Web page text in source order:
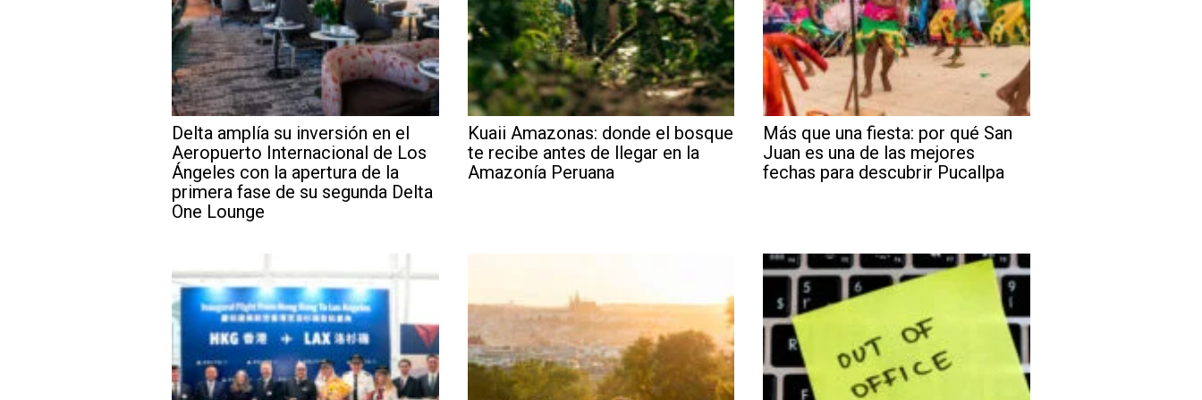
Delta amplía su inversión en el
Aeropuerto Internacional de Los
Ángeles con la apertura de la
primera fase de su segunda Delta
One Lounge
Kuaii Amazonas: donde el bosque
te recibe antes de llegar en la
Amazonía Peruana
Más que una fiesta: por qué San
Juan es una de las mejores
fechas para descubrir Pucallpa